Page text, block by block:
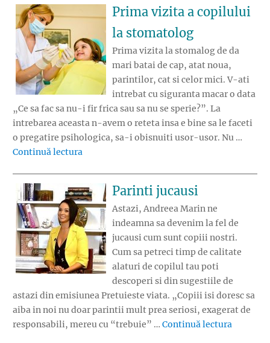
Prima vizita a copilului
la stomatolog
Prima vizita la stomalog de da
mari batai de cap, atat noua,
parintilor, cat si celor mici. V-ati
intrebat cu siguranta macar o data
„Ce sa fac sa nu-i fir frica sau sa nu se sperie?”. La
intrebarea aceasta n-avem o reteta insa e bine sa le faceti
o pregatire psihologica, sa-i obisnuiti usor-usor. Nu …
Continuă lectura
Parinti jucausi
Astazi, Andreea Marin ne
indeamna sa devenim la fel de
jucausi cum sunt copiii nostri.
Cum sa petreci timp de calitate
alaturi de copilul tau poti
descoperi si din sugestiile de
astazi din emisiunea Pretuieste viata. „Copiii isi doresc sa
aiba in noi nu doar parintii mult prea seriosi, exagerat de
responsabili, mereu cu “trebuie” … Continuă lectura